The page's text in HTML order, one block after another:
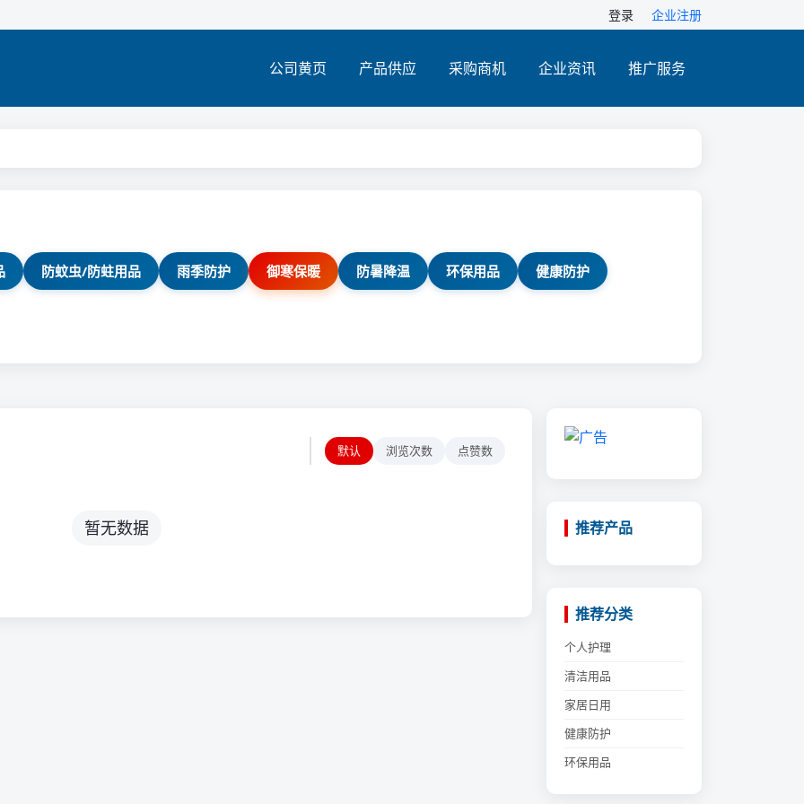
登录 企业注册
公司黄页 产品供应 采购商机 企业资讯 推广服务
防蚊虫/防蛀用品 雨季防护 御寒保暖 防暑降温 环保用品 健康防护
默认 浏览次数 点赞数
暂无数据 推荐产品
推荐分类
个人护理
清洁用品
家居日用
健康防护
环保用品